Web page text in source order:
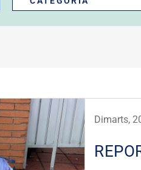
Dimarts,